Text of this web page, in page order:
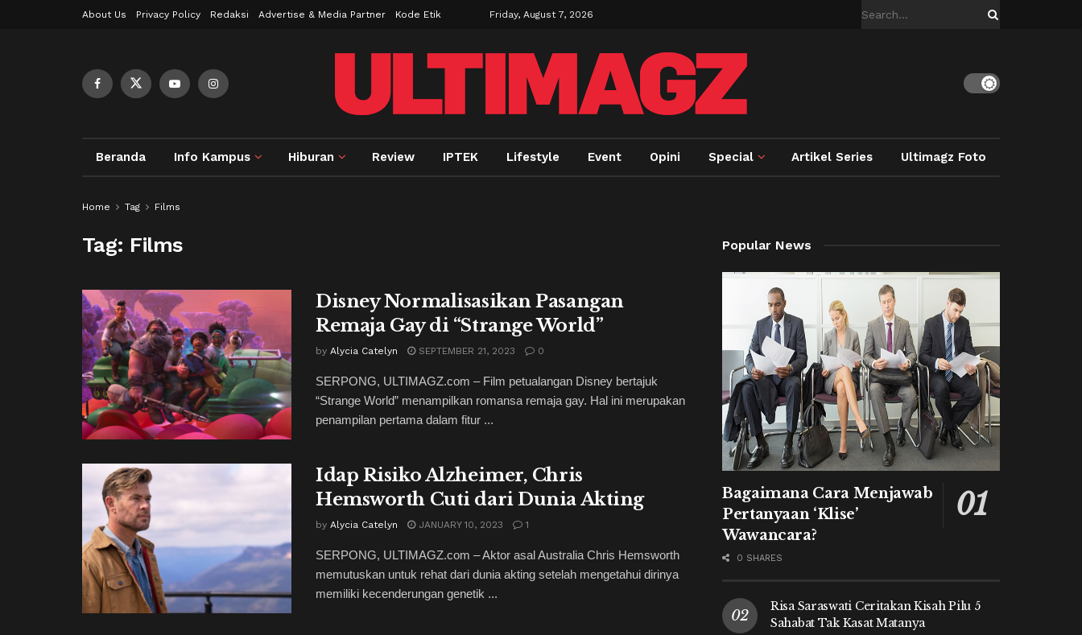
About Us Privacy Policy Redaksi Advertise & Media Partner Kode Etik Friday, August 7, 2026
Beranda Info Kampus Hiburan Review IPTEK Lifestyle Event Opini Special Artikel Series Ultimagz Foto
Home Tag Films
Tag: Films
Disney Normalisasikan Pasangan
Remaja Gay di “Strange World”
by Alycia Catelyn SEPTEMBER 21, 2023 0
SERPONG, ULTIMAGZ.com – Film petualangan Disney bertajuk
“Strange World” menampilkan romansa remaja gay. Hal ini merupakan
penampilan pertama dalam fitur ...
Idap Risiko Alzheimer, Chris
Hemsworth Cuti dari Dunia Akting
by Alycia Catelyn JANUARY 10, 2023 1
SERPONG, ULTIMAGZ.com – Aktor asal Australia Chris Hemsworth
memutuskan untuk rehat dari dunia akting setelah mengetahui dirinya
memiliki kecenderungan genetik ...
Popular News
Bagaimana Cara Menjawab
Pertanyaan ‘Klise’
Wawancara?
0 SHARES
Risa Saraswati Ceritakan Kisah Pilu 5
Sahabat Tak Kasat Matanya